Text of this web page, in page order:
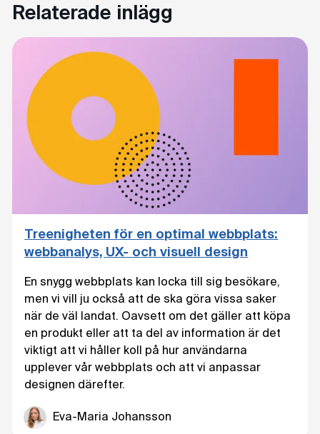
Relaterade inlägg
Treenigheten för en optimal webbplats:
webbanalys, UX- och visuell design
En snygg webbplats kan locka till sig besökare,
men vi vill ju också att de ska göra vissa saker
när de väl landat. Oavsett om det gäller att köpa
en produkt eller att ta del av information är det
viktigt att vi håller koll på hur användarna
upplever vår webbplats och att vi anpassar
designen därefter.
Eva-Maria Johansson